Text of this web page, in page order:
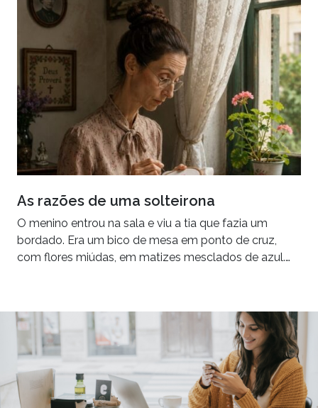
As razões de uma solteirona
O menino entrou na sala e viu a tia que fazia um
bordado. Era um bico de mesa em ponto de cruz,
com flores miúdas, em matizes mesclados de azul.…